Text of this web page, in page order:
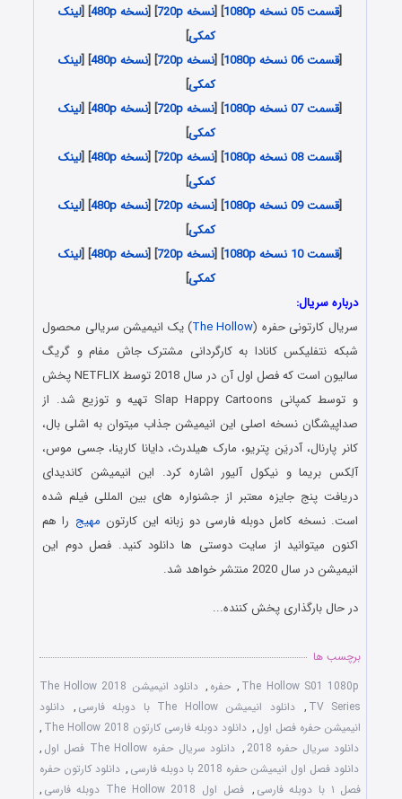
[قسمت 05 نسخه 1080p ] [نسخه 720p ] [نسخه 480p ] [لینک
کمکی]
[قسمت 06 نسخه 1080p ] [نسخه 720p ] [نسخه 480p ] [لینک
کمکی]
[قسمت 07 نسخه 1080p ] [نسخه 720p ] [نسخه 480p ] [لینک
کمکی]
[قسمت 08 نسخه 1080p ] [نسخه 720p ] [نسخه 480p ] [لینک
کمکی]
[قسمت 09 نسخه 1080p ] [نسخه 720p ] [نسخه 480p ] [لینک
کمکی]
[قسمت 10 نسخه 1080p ] [نسخه 720p ] [نسخه 480p ] [لینک
کمکی]
درباره سریال:
سریال کارتونی حفره (The Hollow) یک انیمیشن سریالی محصول
شبکه نتفلیکس کانادا به کارگردانی مشترک جاش مفام و گریگ
سالیون است که فصل اول آن در سال 2018 توسط NETFLIX پخش
و توسط کمپانی Slap Happy Cartoons تهیه و توزیع شد. از
صداپیشگان نسخه اصلی این انیمیشن جذاب میتوان به اشلی بال،
کانر پارنال، آدریَن پتریو، مارک هیلدرث، دایانا کارینا، جسی موس،
آلِکس بریما و نیکول آلیور اشاره کرد. این انیمیشن کاندیدای
دریافت پنج جایزه معتبر از جشنواره های بین المللی فیلم شده
است. نسخه کامل دوبله فارسی دو زبانه این کارتون مهیج را هم
اکنون میتوانید از سایت دوستی ها دانلود کنید. فصل دوم این
انیمیشن در سال 2020 منتشر خواهد شد.
در حال بارگذاری پخش کننده...
برچسب ها
The Hollow S01 1080p
, حفره ,
دانلود انیمیشن The Hollow 2018
TV Series
, دانلود انیمیشن The Hollow با دوبله فارسی , دانلود
انیمیشن حفره فصل اول , دانلود دوبله فارسی کارتون The Hollow 2018
,
دانلود سریال حفره 2018
, دانلود سریال حفره The Hollow فصل اول
,
دانلود فصل اول انیمیشن حفره 2018 با دوبله فارسی
, دانلود کارتون حفره
فصل ۱ با دوبله فارسی
, فصل اول The Hollow 2018 دوبله فارسی
,